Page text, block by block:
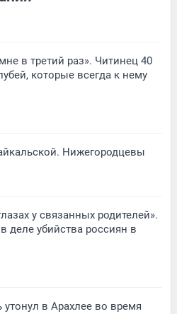
в третий раз». Читинец 40
которые всегда к нему
Нижегородцевы
у связанных родителей».
деле убийства россиян в
в Арахлее во время